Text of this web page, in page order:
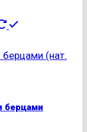
выбрать
странице
Этот
имеет
можно
берцами